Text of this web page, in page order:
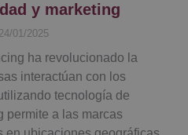
y marketing
01/2025
ha revolucionado la
interactúan con los
tecnología de
permite a las marcas